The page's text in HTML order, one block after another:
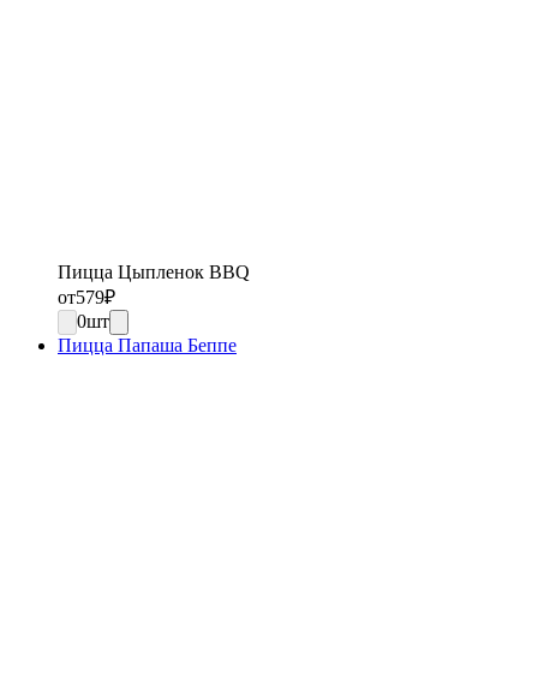
Пицца Цыпленок BBQ
от579₽
0шт
Пицца Папаша Беппе